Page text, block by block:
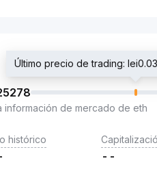
Último precio de trading:
información de mercado de eth
histórico
--